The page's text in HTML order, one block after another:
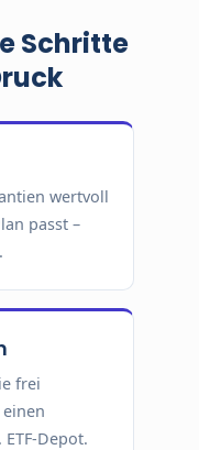
Schritte
wertvoll
passt –
frei
Depot.